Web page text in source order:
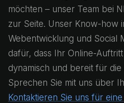
möchten – unser Team bei
zur Seite. Unser Know-how
Webentwicklung und Social
dafür, dass Ihr Online-
dynamisch und bereit für
Sprechen Sie mit uns über
Kontaktieren Sie uns für